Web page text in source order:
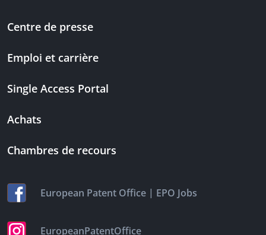
Centre de presse
Emploi et carrière
Single Access Portal
Achats
Chambres de recours
European Patent Office | EPO Jobs
EuropeanPatentOffice